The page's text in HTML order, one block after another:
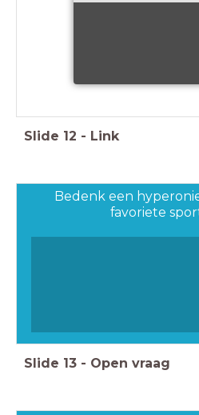
Slide 12 - Link
Bedenk een
favoriete
Slide 13 - Open vraag